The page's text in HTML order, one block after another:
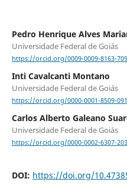
Pedro Henrique Alves
Universidade Federal de Goiás
https://orcid.org/0009-0009-8163-
Inti Cavalcanti Montano
Universidade Federal de Goiás
https://orcid.org/0000-0001-8509-
Carlos Alberto Galeano
Universidade Federal de Goiás
https://orcid.org/0000-0002-6307-
DOI: https://doi.org/